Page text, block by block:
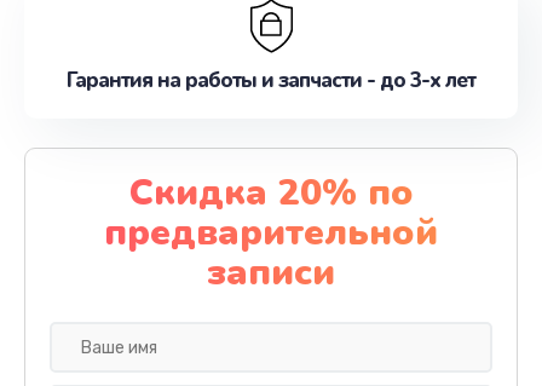
Гарантия на работы и запчасти - до 3-х лет
Скидка 20% по
предварительной
записи